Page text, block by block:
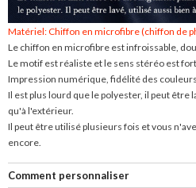
Matériel: Chiffon en microfibre (chiffon de
Le chiffon en microfibre est infroissable,
Le motif est réaliste et le sens stéréo est
Impression numérique, fidélité des
Il est plus lourd que le polyester, il peut être
qu'à l'extérieur.
Il peut être utilisé plusieurs fois et vous
encore.
Comment personnaliser